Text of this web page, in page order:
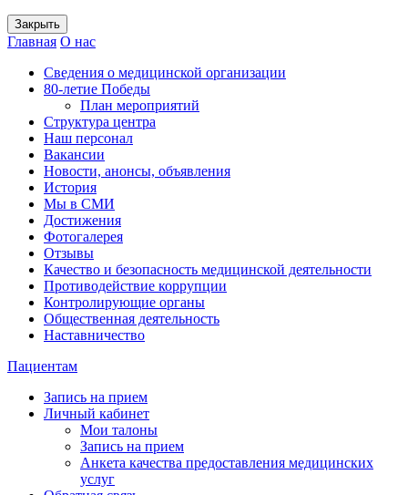
Закрыть
Главная О нас
Сведения о медицинской организации
80-летие Победы
План мероприятий
Структура центра
Наш персонал
Вакансии
Новости, анонсы, объявления
История
Мы в СМИ
Достижения
Фотогалерея
Отзывы
Качество и безопасность медицинской деятельности
Противодействие коррупции
Контролирующие органы
Общественная деятельность
Наставничество
Пациентам
Запись на прием
Личный кабинет
Мои талоны
Запись на прием
Анкета качества предоставления медицинских
услуг